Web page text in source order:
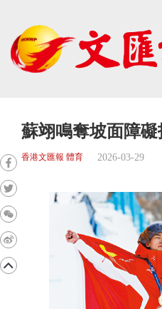
蘇翊鳴奪坡面障
香港文匯報 體育 2026-03-29